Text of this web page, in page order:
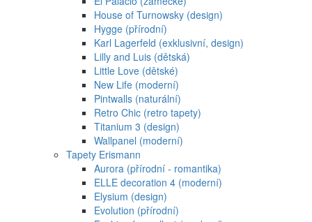
House of Turnowsky (design)
Hygge (přírodní)
Karl Lagerfeld (exklusivní, design)
Lilly and Luis (dětská)
Little Love (dětské)
New Life (moderní)
Pintwalls (naturální)
Retro Chic (retro tapety)
Titanium 3 (design)
Wallpanel (moderní)
Tapety Erismann
Aurora (přírodní - romantika)
ELLE decoration 4 (moderní)
Elysium (design)
Evolution (přírodní)